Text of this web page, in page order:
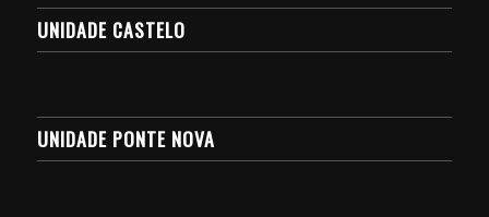
UNIDADE CASTELO
UNIDADE PONTE NOVA